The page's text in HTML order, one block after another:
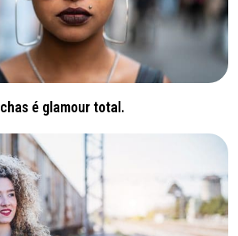
é glamour total.